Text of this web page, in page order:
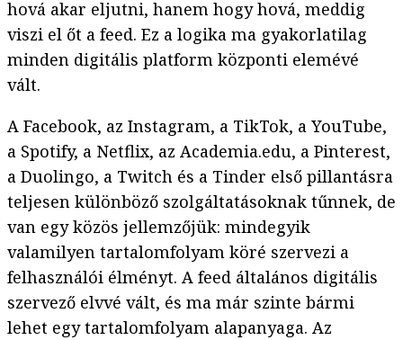
hová akar eljutni, hanem hogy hová, meddig
viszi el őt a feed. Ez a logika ma gyakorlatilag
minden digitális platform központi elemévé
vált.
A Facebook, az Instagram, a TikTok, a YouTube,
a Spotify, a Netflix, az Academia.edu, a Pinterest,
a Duolingo, a Twitch és a Tinder első pillantásra
teljesen különböző szolgáltatásoknak tűnnek, de
van egy közös jellemzőjük: mindegyik
valamilyen tartalomfolyam köré szervezi a
felhasználói élményt. A feed általános digitális
szervező elvvé vált, és ma már szinte bármi
lehet egy tartalomfolyam alapanyaga. Az